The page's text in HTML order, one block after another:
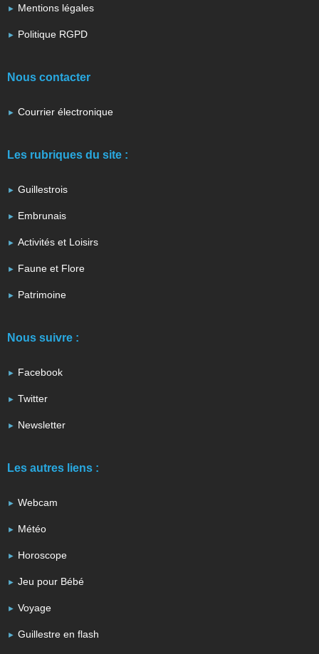
Mentions légales
Politique RGPD
Nous contacter
Courrier électronique
Les rubriques du site :
Guillestrois
Embrunais
Activités et Loisirs
Faune et Flore
Patrimoine
Nous suivre :
Facebook
Twitter
Newsletter
Les autres liens :
Webcam
Météo
Horoscope
Jeu pour Bébé
Voyage
Guillestre en flash